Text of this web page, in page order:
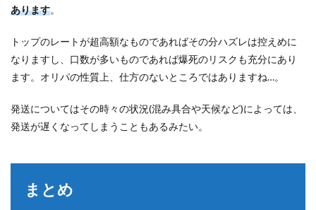
あります。
トップのレートが超高額なものであればその分ハズレは控えめに
なりますし、口数が多いものであれば爆死のリスクも充分にあり
ます。オリパの性質上、仕方のないところではありますね…。
発送についてはその時々の状況(混み具合や天候など)によっては、
発送が遅くなってしまうこともあるみたい。
まとめ